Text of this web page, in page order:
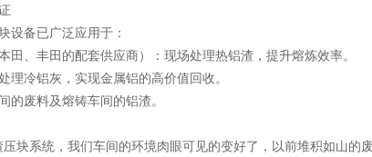
设备已广泛应用于：
田、丰田的配套供应商）：现场处理热铝渣，提升熔炼效率。
理冷铝灰，实现金属铝的高价值回收。
的废料及熔铸车间的铝渣。
块系统，我们车间的环境肉眼可见的变好了，以前堆积如山的